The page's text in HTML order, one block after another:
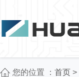
您的位置 ： 首页 >